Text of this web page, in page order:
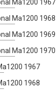
Ma1200 1967
Ma1200 1968
Ma1200 1969
Ma1200 1970
1967
1968